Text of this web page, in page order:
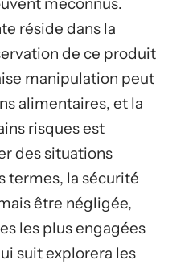
réside dans la
de ce produit
manipulation peut
alimentaires, et la
risques est
des situations
termes, la sécurité
être négligée,
les plus engagées
suit explorera les